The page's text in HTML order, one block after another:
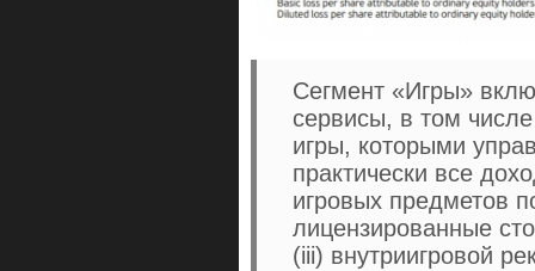
Сегмент «Игры»
сервисы, в том
игры, которыми
практически все
игровых предметов
лицензированные
(iii) внутриигровой